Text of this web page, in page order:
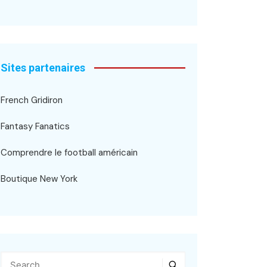
Sites partenaires
French Gridiron
Fantasy Fanatics
Comprendre le football américain
Boutique New York